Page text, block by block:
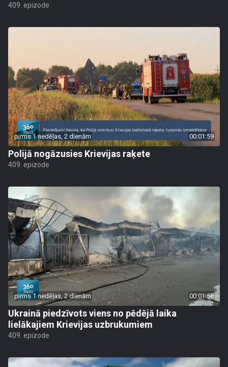
409. epizode
pirms 1 nedēļas, 2 dienām 00:01:59
Polijā nogāzusies Krievijas raķete
409. epizode
pirms 1 nedēļas, 2 dienām 00:01:58
Ukrainā piedzīvots viens no pēdējā laika
lielākajiem Krievijas uzbrukumiem
409. epizode